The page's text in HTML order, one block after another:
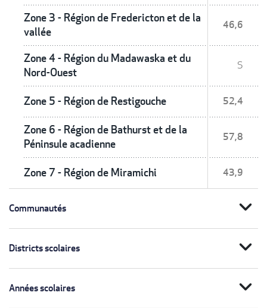
Zone 3 - Région de Fredericton et de la
vallée
46,6
Zone 4 - Région du Madawaska et du
Nord-Ouest
S
Zone 5 - Région de Restigouche 52,4
Zone 6 - Région de Bathurst et de la
Péninsule acadienne
57,8
Zone 7 - Région de Miramichi 43,9
Communautés expand_more
Districts scolaires expand_more
Années scolaires expand_more